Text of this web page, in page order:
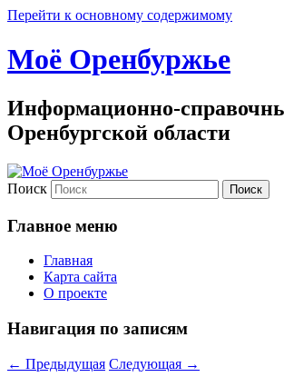
Перейти к основному содержимому
Моё Оренбуржье
Информационно-
Оренбургской области
Поиск
Главное меню
Главная
Карта сайта
О проекте
Навигация по записям
← Предыдущая Следующая →